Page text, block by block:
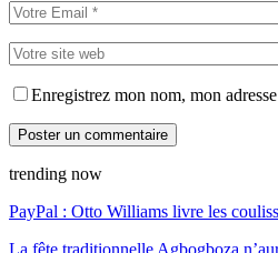
Enregistrez mon nom, mon
trending now
PayPal : Otto Williams livre les
La fête traditionnelle Agbogboza